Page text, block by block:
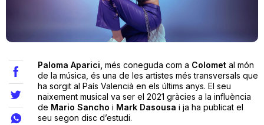
Internet
Opinió
Llibres
La Llista
Paloma Aparici, més coneguda com a Colometal món
de la música, és una de les artistes més transversals que
ha sorgit al País Valencià en els últims anys. El seu
naixement musical va ser el 2021 gràcies a la influència
de Mario Sancho i Mark Dasousa i ja ha publicat el
seu segon disc d’estudi.